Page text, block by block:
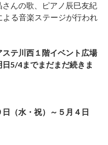
んの歌、ピアノ辰巳友紀
よる音楽ステージが行われ
テ川西１階イベント広場
5/4までまだまだ続きま
（水・祝）～５月４日